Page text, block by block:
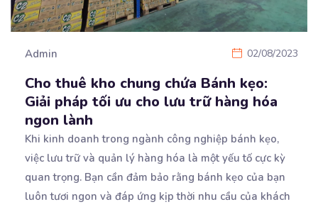
Admin 02/08/2023
Cho thuê kho chung chứa Bánh kẹo:
Giải pháp tối ưu cho lưu trữ hàng hóa
ngon lành
Khi kinh doanh trong ngành công nghiệp bánh kẹo,
việc lưu trữ và quản lý hàng hóa là một yếutố cực kỳ
quan trọng. Bạn cần đảm bảo rằng bánh kẹo của bạn
luôn tươi ngon và đáp ứng kịp thời nhu cầu của khách